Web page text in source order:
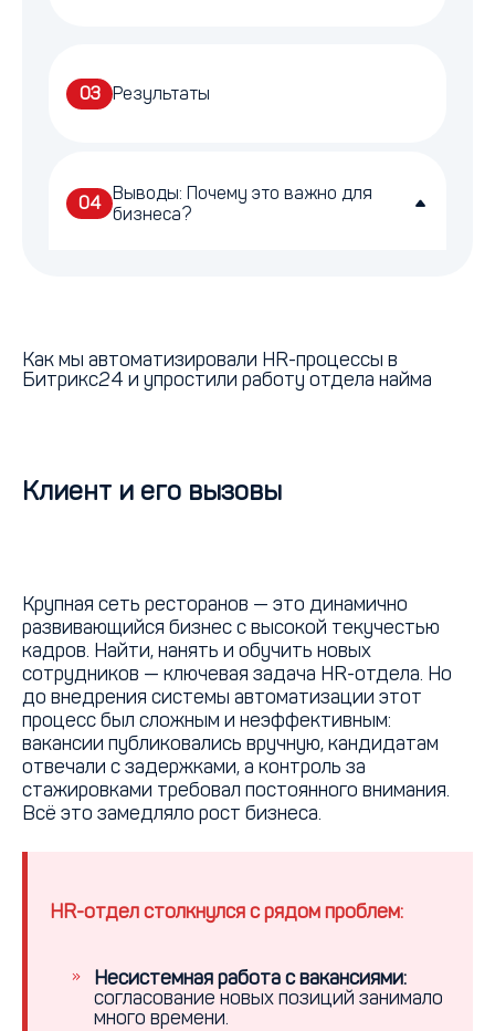
03 Результаты
04 Выводы: Почему это важно для
бизнеса?
Как мы автоматизировали HR-процессы в
Битрикс24 и упростили работу отдела найма
Клиент и его вызовы
Крупная сеть ресторанов — это динамично
развивающийся бизнес с высокой текучестью
кадров. Найти, нанять и обучить новых
сотрудников — ключевая задача HR-отдела. Но
до внедрения системы автоматизации этот
процесс был сложным и неэффективным:
вакансии публиковались вручную, кандидатам
отвечали с задержками, а контроль за
стажировками требовал постоянного внимания.
Всё это замедляло рост бизнеса.
HR-отдел столкнулся с рядом проблем:
Несистемная работа с вакансиями:
согласование новых позиций занимало
много времени.